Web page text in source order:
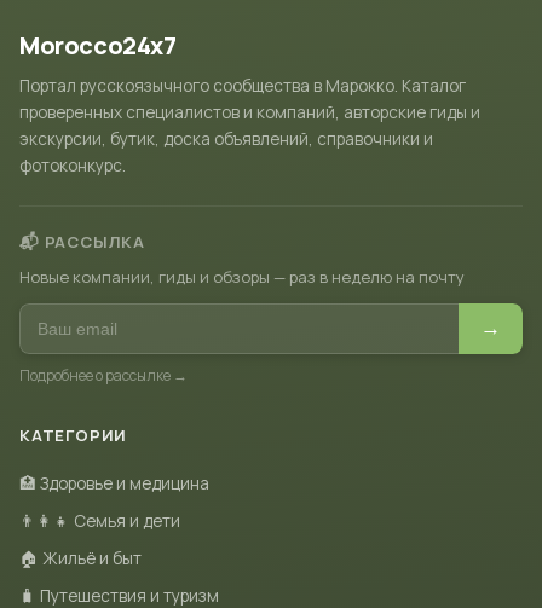
Morocco24x7
Портал русскоязычного сообщества в Марокко. Каталог
проверенных специалистов и компаний, авторские гиды и
экскурсии, бутик, доска объявлений, справочники и
фотоконкурс.
📬 РАССЫЛКА
Новые компании, гиды и обзоры — раз в неделю на почту
→
Подробнее о рассылке →
КАТЕГОРИИ
🏥 Здоровье и медицина
👨‍👩‍👧 Семья и дети
🏠 Жильё и быт
🧳 Путешествия и туризм